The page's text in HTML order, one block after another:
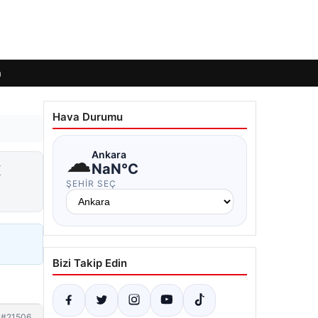
Hava Durumu
☁Ankara
NaN°C
ŞEHIR SEÇ
Bizi Takip Edin